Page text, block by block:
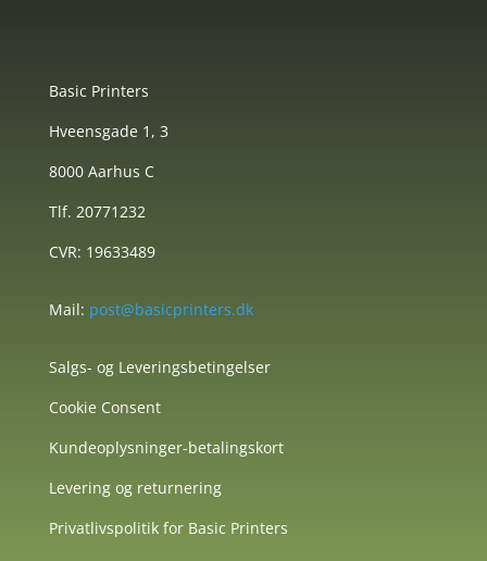
Basic Printers
Hveensgade 1, 3
8000 Aarhus C
Tlf. 20771232
CVR: 19633489
Mail: post@basicprinters.dk
Salgs- og Leveringsbetingelser
Cookie Consent
Kundeoplysninger-betalingskort
Levering og returnering
Privatlivspolitik for Basic Printers